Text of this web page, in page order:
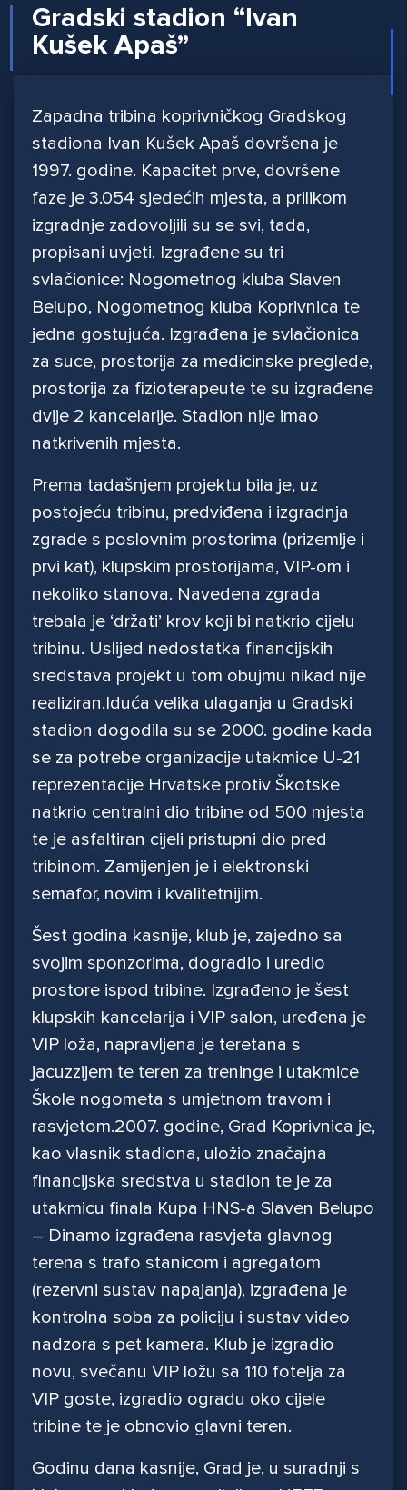
Gradski stadion “Ivan
Kušek Apaš”
Zapadna tribina koprivničkog Gradskog
stadiona Ivan Kušek Apaš dovršena je
1997. godine. Kapacitet prve, dovršene
faze je 3.054 sjedećih mjesta, a prilikom
izgradnje zadovoljili su se svi, tada,
propisani uvjeti. Izgrađene su tri
svlačionice: Nogometnog kluba Slaven
Belupo, Nogometnog kluba Koprivnica te
jedna gostujuća. Izgrađena je svlačionica
za suce, prostorija za medicinske preglede,
prostorija za fizioterapeute te su izgrađene
dvije 2 kancelarije. Stadion nije imao
natkrivenih mjesta.
Prema tadašnjem projektu bila je, uz
postojeću tribinu, predviđena i izgradnja
zgrade s poslovnim prostorima (prizemlje i
prvi kat), klupskim prostorijama, VIP-om i
nekoliko stanova. Navedena zgrada
trebala je ‘držati’ krov koji bi natkrio cijelu
tribinu. Uslijed nedostatka financijskih
sredstava projekt u tom obujmu nikad nije
realiziran.Iduća velika ulaganja u Gradski
stadion dogodila su se 2000. godine kada
se za potrebe organizacije utakmice U-21
reprezentacije Hrvatske protiv Škotske
natkrio centralni dio tribine od 500 mjesta
te je asfaltiran cijeli pristupni dio pred
tribinom. Zamijenjen je i elektronski
semafor, novim i kvalitetnijim.
Šest godina kasnije, klub je, zajedno sa
svojim sponzorima, dogradio i uredio
prostore ispod tribine. Izgrađeno je šest
klupskih kancelarija i VIP salon, uređena je
VIP loža, napravljena je teretana s
jacuzzijem te teren za treninge i utakmice
Škole nogometa s umjetnom travom i
rasvjetom.2007. godine, Grad Koprivnica je,
kao vlasnik stadiona, uložio značajna
financijska sredstva u stadion te je za
utakmicu finala Kupa HNS-a Slaven Belupo
– Dinamo izgrađena rasvjeta glavnog
terena s trafo stanicom i agregatom
(rezervni sustav napajanja), izgrađena je
kontrolna soba za policiju i sustav video
nadzora s pet kamera. Klub je izgradio
novu, svečanu VIP ložu sa 110 fotelja za
VIP goste, izgradio ogradu oko cijele
tribine te je obnovio glavni teren.
Godinu dana kasnije, Grad je, u suradnji s